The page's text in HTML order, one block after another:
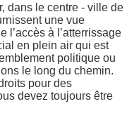
dans le centre - ville de
une vue
l’accès à l’atterrissage
en plein air qui est
politique ou
le long du chemin.
pour des
devez toujours être